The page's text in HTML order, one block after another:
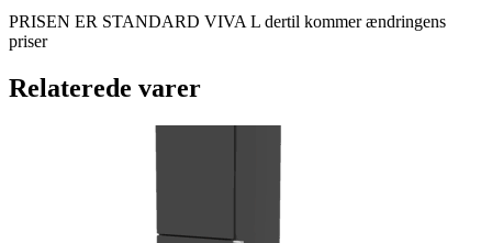
PRISEN ER STANDARD VIVA L dertil kommer ændringens
priser
Relaterede varer